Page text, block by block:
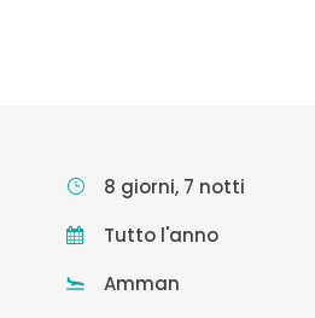
8 giorni, 7 notti
Tutto l'anno
Amman